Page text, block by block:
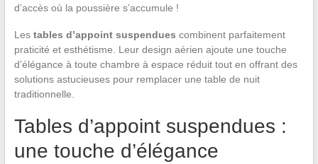
d’accès où la poussière s’accumule !
Les tables d’appoint suspendues combinent parfaitement
praticité et esthétisme. Leur design aérien ajoute une touche
d’élégance à toute chambre à espace réduit tout en offrant des
solutions astucieuses pour remplacer une table de nuit
traditionnelle.
Tables d’appoint suspendues :
une touche d’élégance